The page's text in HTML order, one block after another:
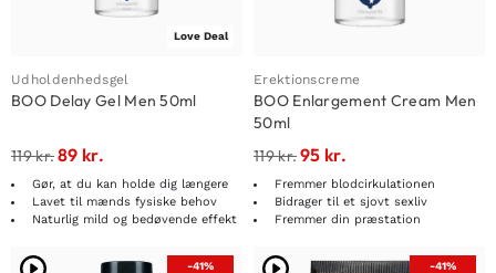
Love Deal
Udholdenhedsgel
BOO Delay Gel Men 50ml
119kr.89 kr.
Gør, at du kan holde dig længere
Lavet til mænds fysiske behov
Naturlig mild og bedøvende effekt
Erektionscreme
BOO Enlargement Cream Men
50ml
119kr.95 kr.
Fremmer blodcirkulationen
Bidrager til et sjovt sexliv
Fremmer din præstation
-41% -41%